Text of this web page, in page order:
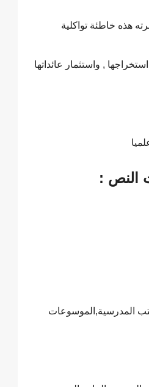
هذه خاطئة تواكلية
, واستثمار عائداتها
النص :
المدرسية,الموسوعات